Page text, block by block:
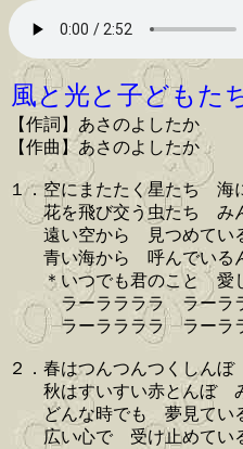
風と光と子どもた
【作詞】あさのよしたか
【作曲】あさのよしたか
１．空にまたたく星たち 海
花を飛び交う虫たち みん
遠い空から 見つめてい
青い海から 呼んでいる
＊いつでも君のこと 愛
ラーララララ ラーラ
ラーララララ ラーラ
２．春はつんつんつくしん
秋はすいすい赤とんぼ み
どんな時でも 夢見てい
広い心で 受け止めてい